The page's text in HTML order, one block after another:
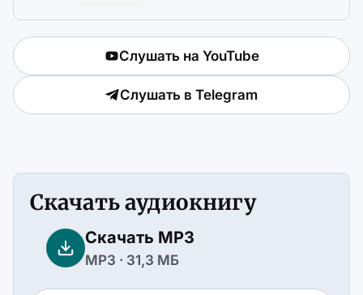
Слушать на YouTube
Слушать в Telegram
Скачать аудиокнигу
Скачать MP3
MP3 · 31,3 МБ